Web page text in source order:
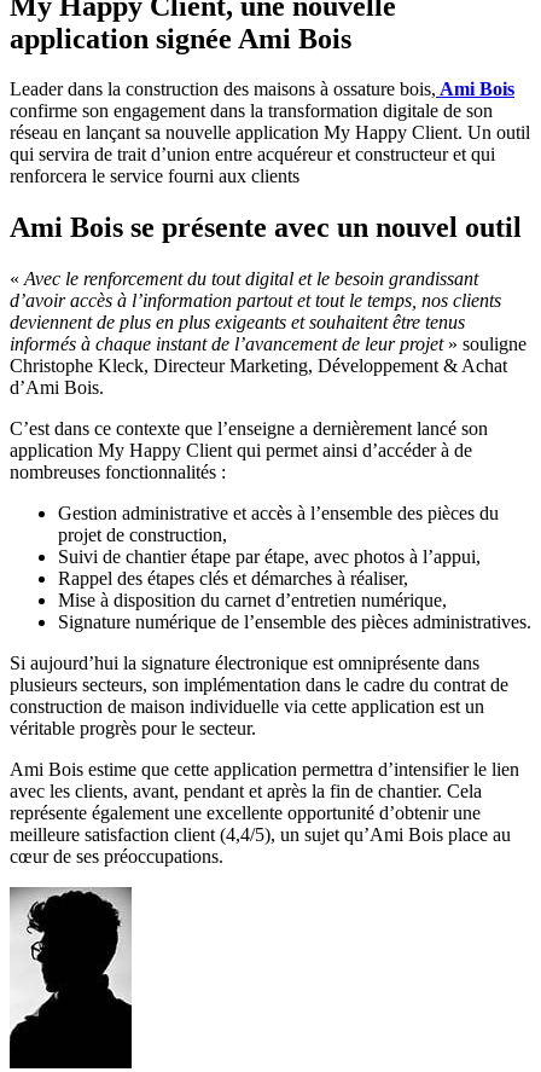
application signée Ami Bois
Leader dans la construction des maisons à ossature bois, Ami Bois
confirme son engagement dans la transformation digitale de son
réseau en lançant sa nouvelle application My Happy Client. Un outil
qui servira de trait d’union entre acquéreur et constructeur et qui
renforcera le service fourni aux clients
Ami Bois se présente avec un nouvel outil
« Avec le renforcement du tout digital et le besoin grandissant
d’avoir accès à l’information partout et tout le temps, nos clients
deviennent de plus en plus exigeants et souhaitent être tenus
informés à chaque instant de l’avancement de leur projet » souligne
Christophe Kleck, Directeur Marketing, Développement & Achat
d’Ami Bois.
C’est dans ce contexte que l’enseigne a dernièrement lancé son
application My Happy Client qui permet ainsi d’accéder à de
nombreuses fonctionnalités :
Gestion administrative et accès à l’ensemble des pièces du
projet de construction,
Suivi de chantier étape par étape, avec photos à l’appui,
Rappel des étapes clés et démarches à réaliser,
Mise à disposition du carnet d’entretien numérique,
Signature numérique de l’ensemble des pièces administratives.
Si aujourd’hui la signature électronique est omniprésente dans
plusieurs secteurs, son implémentation dans le cadre du contrat de
construction de maison individuelle via cette application est un
véritable progrès pour le secteur.
Ami Bois estime que cette application permettra d’intensifier le lien
avec les clients, avant, pendant et après la fin de chantier. Cela
représente également une excellente opportunité d’obtenir une
meilleure satisfaction client (4,4/5), un sujet qu’Ami Bois place au
cœur de ses préoccupations.